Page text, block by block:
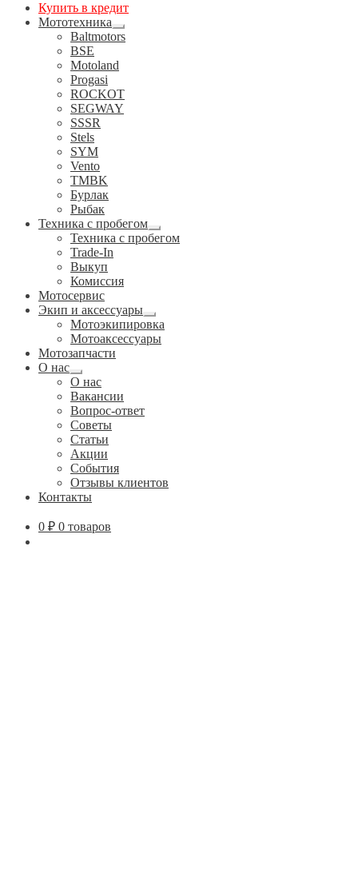
Купить в кредит
Мототехника
Развернутое
вложенное
Baltmotors
BSE
Motoland
Progasi
ROCKOT
SEGWAY
SSSR
Stels
SYM
Vento
TMBK
Бурлак
Рыбак
Техника с пробегом
Развернутое
вложенное
Техника с пробегом
Trade-In
Выкуп
Комиссия
Мотосервис
Экип и аксессуары
Развернутое
вложенное
меню
Мотоэкипировка
Мотоаксессуары
Мотозапчасти
О нас
Развернутое
вложенное
меню
О нас
Вакансии
Вопрос-ответ
Советы
Статьи
Акции
События
Отзывы клиентов
Контакты
0 ₽ 0 товаров